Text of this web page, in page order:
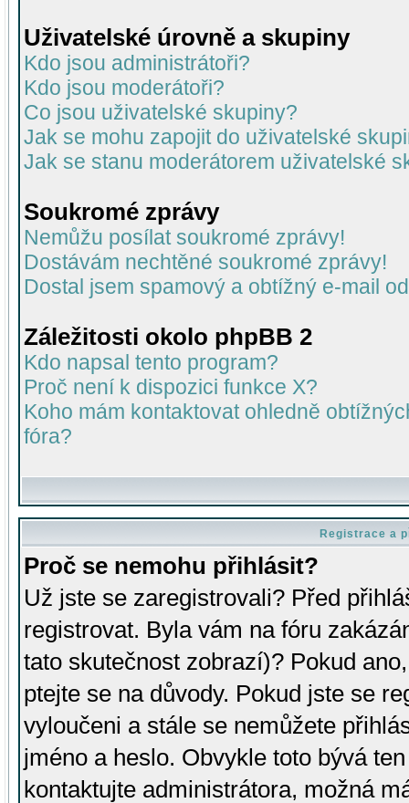
Uživatelské úrovně a skupiny
Kdo jsou administrátoři?
Kdo jsou moderátoři?
Co jsou uživatelské skupiny?
Jak se mohu zapojit do uživatelské
Jak se stanu moderátorem uživatelské
Soukromé zprávy
Nemůžu posílat soukromé zprávy!
Dostávám nechtěné soukromé zprávy!
Dostal jsem spamový a obtížný e-mail
Záležitosti okolo phpBB 2
Kdo napsal tento program?
Proč není k dispozici funkce X?
Koho mám kontaktovat ohledně
fóra?
Registrace a
Proč se nemohu přihlásit?
Už jste se zaregistrovali? Před
registrovat. Byla vám na fóru
tato skutečnost zobrazí)? Pokud
ptejte se na důvody. Pokud jste se
vyloučeni a stále se nemůžete
jméno a heslo. Obvykle toto bývá
kontaktujte administrátora, možná